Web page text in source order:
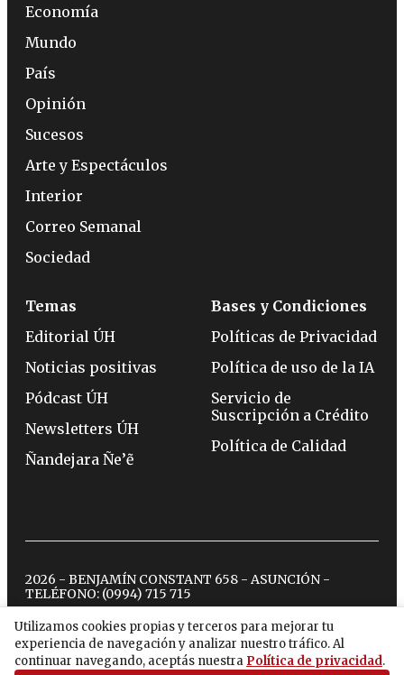
Utilizamos cookies propias y terceros para mejorar tu
experiencia de navegación y analizar nuestro tráfico. Al
continuar navegando, aceptás nuestra Política de privacidad.
Economía
Mundo
País
Opinión
Sucesos
Arte y Espectáculos
Interior
Correo Semanal
Sociedad
Temas
Editorial ÚH
Noticias positivas
Pódcast ÚH
Newsletters ÚH
Ñandejara Ñe’ẽ
Bases y Condiciones
Políticas de Privacidad
Política de uso de la IA
Servicio de
Suscripción a Crédito
Política de Calidad
2026 - BENJAMÍN CONSTANT 658 - ASUNCIÓN -
TELÉFONO: (0994) 715 715
twitterinstagram
facebook
tiktokyoutubespotify